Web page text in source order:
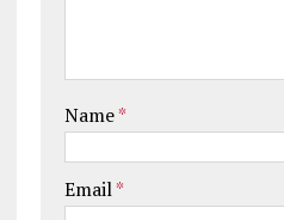
Name*
Email*